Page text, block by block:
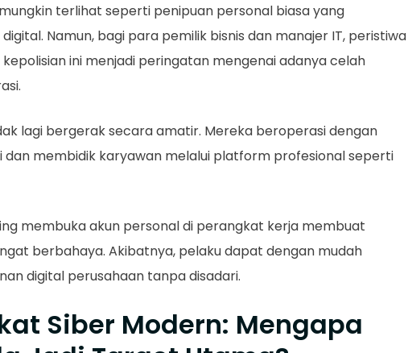
terlihat seperti penipuan personal biasa yang
Namun, bagi para pemilik bisnis dan manajer IT, peristiwa
ini menjadi peringatan mengenai adanya celah
lagi bergerak secara amatir. Mereka beroperasi dengan
membidik karyawan melalui platform profesional seperti
membuka akun personal di perangkat kerja membuat
berbahaya. Akibatnya, pelaku dapat dengan mudah
digital perusahaan tanpa disadari.
Siber Modern: Mengapa